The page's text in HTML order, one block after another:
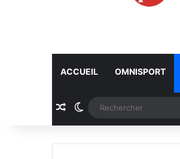
ACCUEIL OMNISPORT
Article Aléatoire
Switch skin